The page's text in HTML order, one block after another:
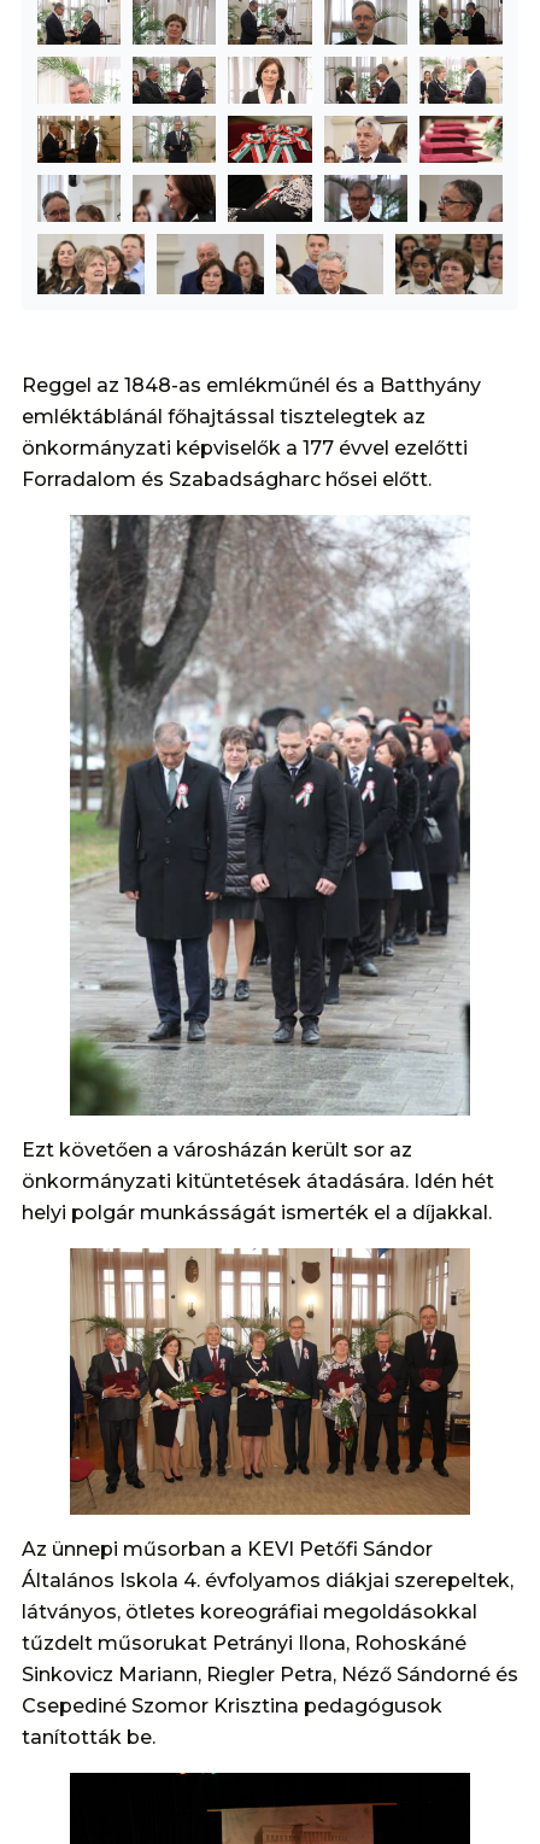
Reggel az 1848-as emlékműnél és a Batthyány
emléktáblánál főhajtással tisztelegtek az
önkormányzati képviselők a 177 évvel ezelőtti
Forradalom és Szabadságharc hősei előtt.
Ezt követően a városházán került sor az
önkormányzati kitüntetések átadására. Idén hét
helyi polgár munkásságát ismerték el a díjakkal.
Az ünnepi műsorban a KEVI Petőfi Sándor
Általános Iskola 4. évfolyamos diákjai szerepeltek,
látványos, ötletes koreográfiai megoldásokkal
tűzdelt műsorukat Petrányi Ilona, Rohoskáné
Sinkovicz Mariann, Riegler Petra, Néző Sándorné és
Csepediné Szomor Krisztina pedagógusok
tanították be.